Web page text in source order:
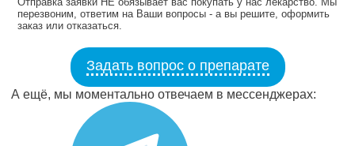
перезвоним, ответим на Ваши вопросы - а вы решите, оформить
заказ или отказаться.
Задать вопрос о препарате
А ещё, мы моментально отвечаем в мессенджерах: